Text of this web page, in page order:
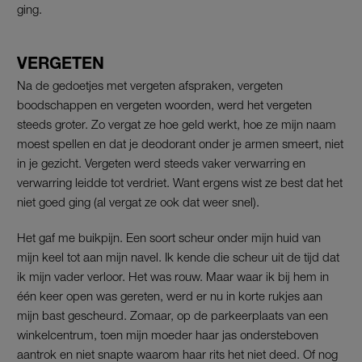
ging.
VERGETEN
Na de gedoetjes met vergeten afspraken, vergeten
boodschappen en vergeten woorden, werd het vergeten
steeds groter. Zo vergat ze hoe geld werkt, hoe ze mijn naam
moest spellen en dat je deodorant onder je armen smeert, niet
in je gezicht. Vergeten werd steeds vaker verwarring en
verwarring leidde tot verdriet. Want ergens wist ze best dat het
niet goed ging (al vergat ze ook dat weer snel).
Het gaf me buikpijn. Een soort scheur onder mijn huid van
mijn keel tot aan mijn navel. Ik kende die scheur uit de tijd dat
ik mijn vader verloor. Het was rouw. Maar waar ik bij hem in
één keer open was gereten, werd er nu in korte rukjes aan
mijn bast gescheurd. Zomaar, op de parkeerplaats van een
winkelcentrum, toen mijn moeder haar jas ondersteboven
aantrok en niet snapte waarom haar rits het niet deed. Of nog